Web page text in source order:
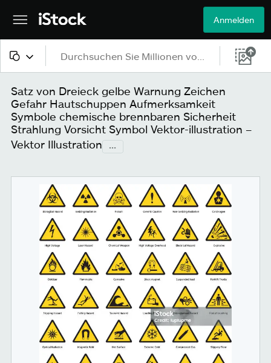
Anmelden
Alle Inhalte
Bilder
Fotos
Vektoren
Videos
Satz von Dreieck gelbe Warnung Zeichen
Gefahr Hautschuppen Aufmerksamkeit
Symbole chemische brennbaren Sicherheit
Strahlung Vorsicht Symbol Vektor-illustration –
Vektor Illustration
...